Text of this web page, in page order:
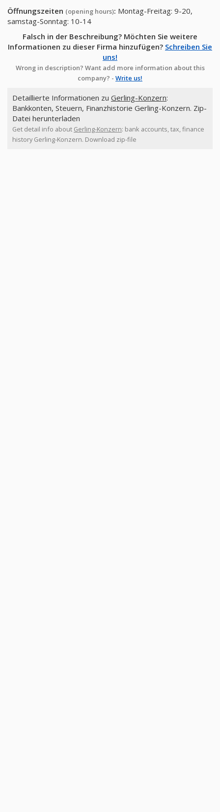
Öffnungszeiten (opening hours): Montag-Freitag: 9-20,
samstag-Sonntag: 10-14
Falsch in der Beschreibung? Möchten Sie weitere
Informationen zu dieser Firma hinzufügen? Schreiben Sie
uns!
Wrong in description? Want add more information about this
company? - Write us!
Detaillierte Informationen zu Gerling-Konzern:
Bankkonten, Steuern, Finanzhistorie Gerling-Konzern. Zip-
Datei herunterladen
Get detail info about Gerling-Konzern: bank accounts, tax, finance
history Gerling-Konzern. Download zip-file